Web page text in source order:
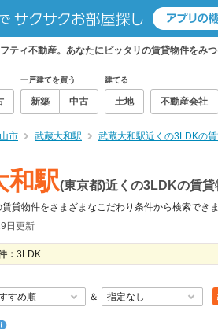
ィ不動産。あなたにピッタリの賃貸物件をみつ
一戸建てを買う
新築 中古
建てる
土地 不動産会社
市 武蔵大和駅 武蔵大和駅近くの3LDKの
和駅(東京都)近くの3LDKの賃貸
賃貸物件をさまざまなこだわり条件から検索できま
日更新
： 3LDK
＆